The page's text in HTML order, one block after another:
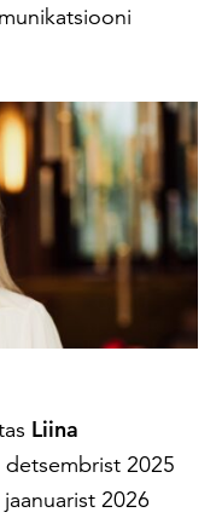
Liina
detsembrist 2025
2026